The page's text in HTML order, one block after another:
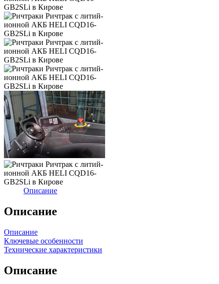
Описание
Описание
Описание
Ключевые особенности
Технические характеристики
Описание